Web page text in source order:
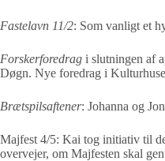
Fastelavn 11/2: Som vanligt et
Forskerforedrag i slutningen af
Døgn. Nye foredrag i
Brætspilsaftener: Johanna og
Majfest 4/5: Kai tog initiativ til
overvejer, om Majfesten skal